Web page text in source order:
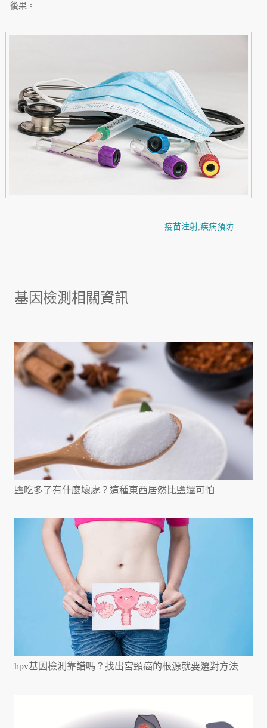
後果。
疫苗注射, 疾病預防
基因檢測相關資訊
鹽吃多了有什麼壞處？這種東西居然比鹽還可怕
hpv基因檢測靠譜嗎？找出宮頸癌的根源就要選對方法